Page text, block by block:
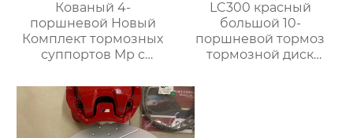
Кованый 4-
поршневой Новый
Комплект тормозных
суппортов Mp с
Дисками и колодками
для Автоматической
тормозной системы
Bmw Серии G
LC300 красный
большой 10-
поршневой тормоз
тормозной диск
сверлильных дисков